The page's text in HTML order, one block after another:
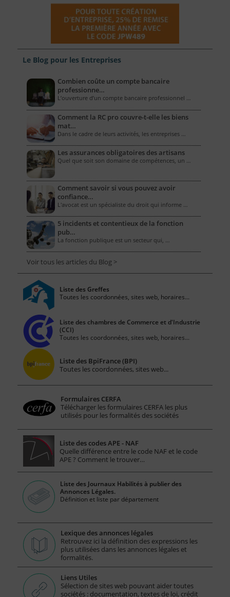
Le Blog pour les Entreprises
Combien coûte un compte bancaire
professionne…
L’ouverture d’un compte bancaire professionnel …
Comment la RC pro couvre-t-elle les biens
mat…
Dans le cadre de leurs activités, les entreprises …
Les assurances obligatoires des artisans
Quel que soit son domaine de compétences, un …
Comment savoir si vous pouvez avoir
confiance…
L'avocat est un spécialiste du droit qui informe …
5 incidents et contentieux de la fonction
pub…
La fonction publique est un secteur qui, …
Voir tous les articles du Blog >
Liste des Greffes
Toutes les coordonnées, sites web, horaires...
Liste des chambres de Commerce et d'Industrie
(CCI)
Toutes les coordonnées, sites web, horaires...
Liste des BpiFrance (BPI)
Toutes les coordonnées, sites web...
Formulaires CERFA
Télécharger les formulaires CERFA les plus
utilisés pour les formalités des sociétés
Liste des codes APE - NAF
Quelle différence entre le code NAF et le code
APE ? Comment le trouver…
Liste des Journaux Habilités à publier des
Annonces Légales.
Définition et liste par département
Lexique des annonces légales
Retrouvez ici la définition des expressions les
plus utilisées dans les annonces légales et
formalités.
Liens Utiles
Sélection de sites web pouvant aider toutes
sociétés : documentation, textes de loi, crédit